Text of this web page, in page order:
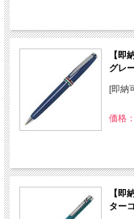
【即
グレ
[即納
価格
【即
ター